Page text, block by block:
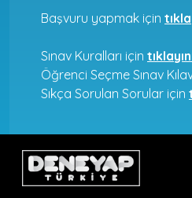
Başvuru yapmak için
Sınav Kuralları için
Öğrenci Seçme Sınav
Sıkça Sorulan Sorular için